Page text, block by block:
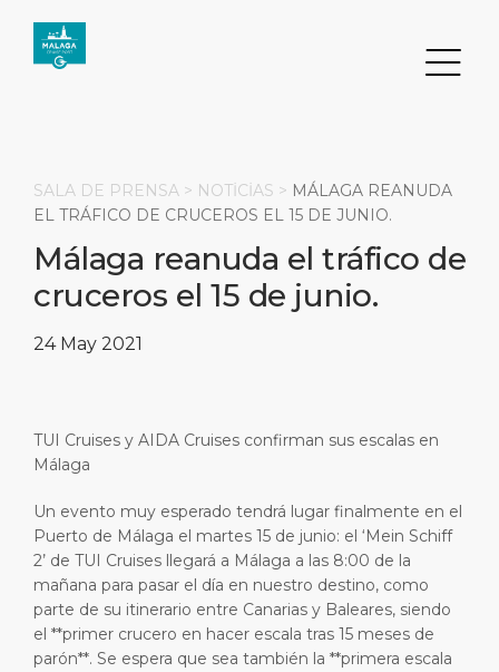
Viajes cortos
Consejos Especiales
Comprar y comer
SSM
Estadísticas del puerto
TRANSPORTE
ACERCA DE
Empleo
Sala de prensa
Contacto
Buscar
PUERTO
ACERCA DE
SALA DE PRENSA > NOTİCİAS > MÁLAGA REANUDA
EL TRÁFICO DE CRUCEROS EL 15 DE JUNIO.
Málaga reanuda el tráfico de
cruceros el 15 de junio.
24 May 2021
TUI Cruises y AIDA Cruises confirman sus escalas en
Málaga
Un evento muy esperado tendrá lugar finalmente en el
Puerto de Málaga el martes 15 de junio: el ‘Mein Schiff
2’ de TUI Cruises llegará a Málaga a las 8:00 de la
mañana para pasar el día en nuestro destino, como
parte de su itinerario entre Canarias y Baleares, siendo
el **primer crucero en hacer escala tras 15 meses de
parón**. Se espera que sea también la **primera escala